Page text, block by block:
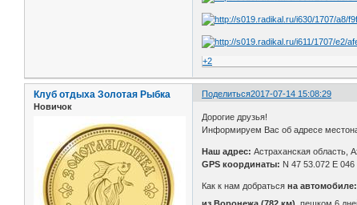
+2
Поделиться2017-07-14 15:08:29
Клуб отдыха Золотая Рыбка
Новичок
Дорогие друзья!
Информируем Вас об адресе
Наш адрес:Астраханская область,
GPS координаты: N 47 53.072 Е 046
Как к нам добратьсяна автомобиле: